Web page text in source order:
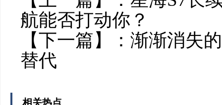
航能否打动你？
【下一篇】： 渐渐消失
替代
相关热点